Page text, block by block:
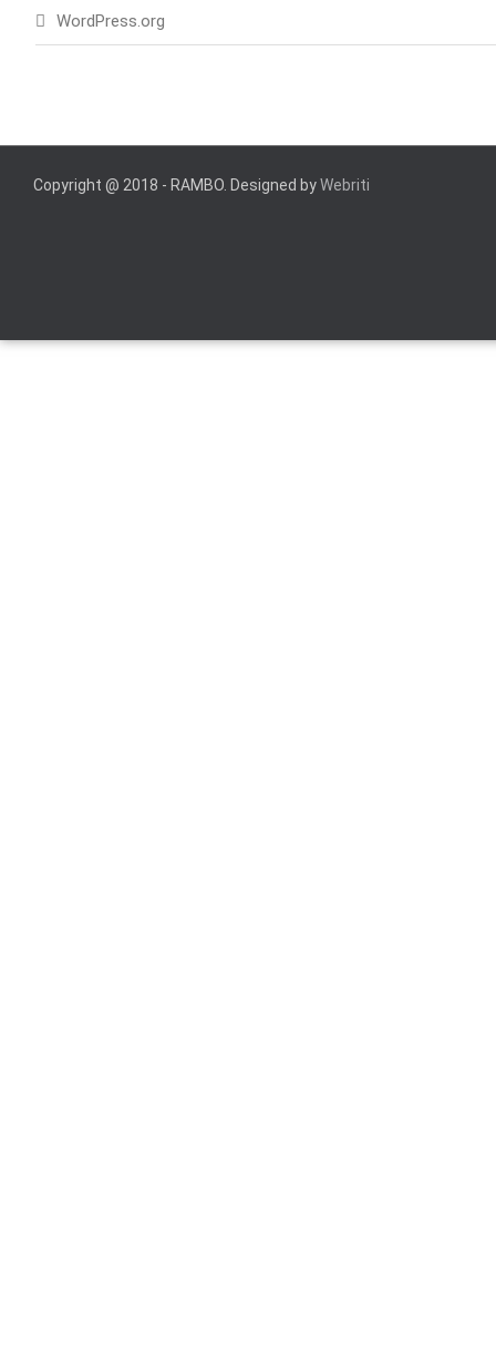
WordPress.org
Copyright @ 2018 - RAMBO. Designed byWebriti